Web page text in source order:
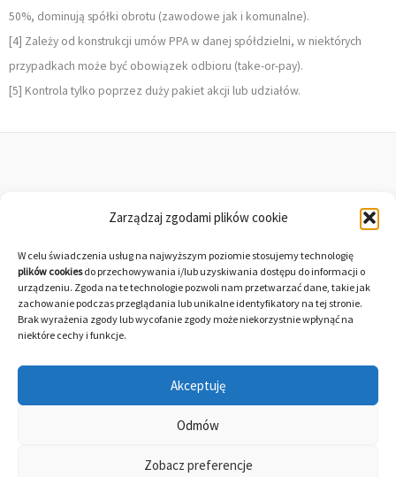
Zarządzaj zgodami plików cookie
W celu świadczenia usług na najwyższym poziomie stosujemy technologię
plików cookiesdo przechowywania i/lub uzyskiwania dostępu do informacji o
urządzeniu. Zgoda na te technologie pozwoli nam przetwarzać dane, takie jak
zachowanie podczas przeglądania lub unikalne identyfikatory na tej stronie.
Brak wyrażenia zgody lub wycofanie zgody może niekorzystnie wpłynąć na
niektóre cechy i funkcje.
Akceptuję
Odmów
Zobacz preferencje
50%, dominują spółki obrotu (zawodowe jak i komunalne).
[4] Zależy od konstrukcji umów PPA w danej spółdzielni, w niektórych
przypadkach może być obowiązek odbioru (take-or-pay).
[5] Kontrola tylko poprzez duży pakiet akcji lub udziałów.
Polityka prywatności i pliki cookies
Spis grafiki
Copyright © 2026 Bożena Horbaczewska, PhD & Łukasz Sawicki,
MSc | Powered byMotyw Astra WordPress
stanowią oficjalnego stanowiska instytucji, w których zatrudnieni